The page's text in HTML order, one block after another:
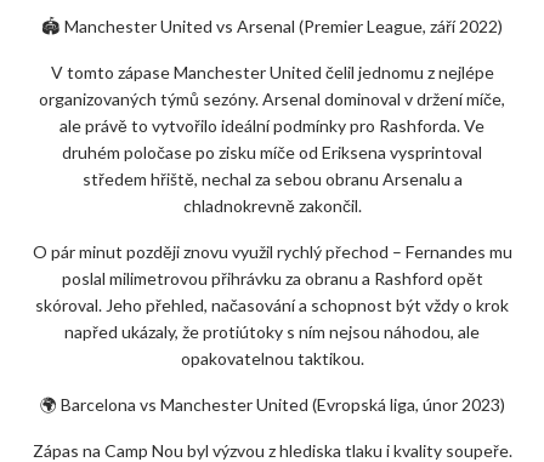
🏟️ Manchester United vs Arsenal (Premier League, září 2022)
V tomto zápase Manchester United čelil jednomu z nejlépe
organizovaných týmů sezóny. Arsenal dominoval v držení míče,
ale právě to vytvořilo ideální podmínky pro Rashforda. Ve
druhém poločase po zisku míče od Eriksena vysprintoval
středem hřiště, nechal za sebou obranu Arsenalu a
chladnokrevně zakončil.
O pár minut později znovu využil rychlý přechod – Fernandes mu
poslal milimetrovou přihrávku za obranu a Rashford opět
skóroval. Jeho přehled, načasování a schopnost být vždy o krok
napřed ukázaly, že protiútoky s ním nejsou náhodou, ale
opakovatelnou taktikou.
🌍 Barcelona vs Manchester United (Evropská liga, únor 2023)
Zápas na Camp Nou byl výzvou z hlediska tlaku i kvality soupeře.